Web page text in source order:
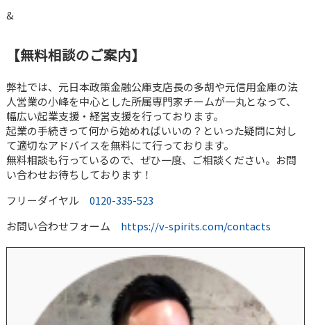
&
【無料相談のご案内】
弊社では、元日本政策金融公庫支店長の多胡や元信用金庫の法
人営業の小峰を中心とした所属専門家チームが一丸となって、
幅広い起業支援・経営支援を行っております。
起業の手続きって何から始めればいいの？といった疑問に対し
て適切なアドバイスを無料にて行っております。
無料相談も行っているので、ぜひ一度、ご相談ください。お問
い合わせお待ちしております！
フリーダイヤル 0120-335-523
お問い合わせフォーム https://v-spirits.com/contacts